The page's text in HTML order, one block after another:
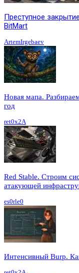
Преступное
BitMart
ArtemIrgebaev
Новая мапа.
год
ret0x2A
Red Stable. Строим
атакующей
es0rle0
Интенсивный Burp.